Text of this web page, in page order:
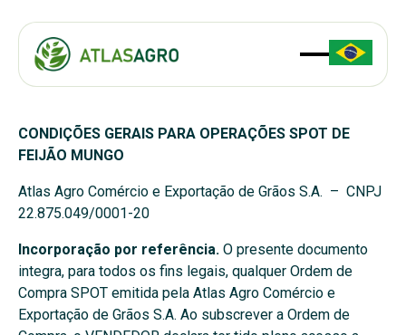
CONDIÇÕES GERAIS PARA OPERAÇÕES SPOT DE
FEIJÃO MUNGO
Atlas Agro Comércio e Exportação de Grãos S.A. – CNPJ
22.875.049/0001-20
Incorporação por referência. O presente documento
integra, para todos os fins legais, qualquer Ordem de
Compra SPOT emitida pela Atlas Agro Comércio e
Exportação de Grãos S.A. Ao subscrever a Ordem de